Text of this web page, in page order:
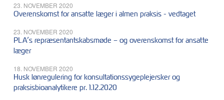
23. NOVEMBER 2020
Overenskomst for ansatte læger i almen praksis - vedtaget
23. NOVEMBER 2020
PLA’s repræsentantskabsmøde – og overenskomst for ansatte
læger
18. NOVEMBER 2020
Husk lønregulering for konsultationssygeplejersker og
praksisbioanalytikere pr. 1.12.2020